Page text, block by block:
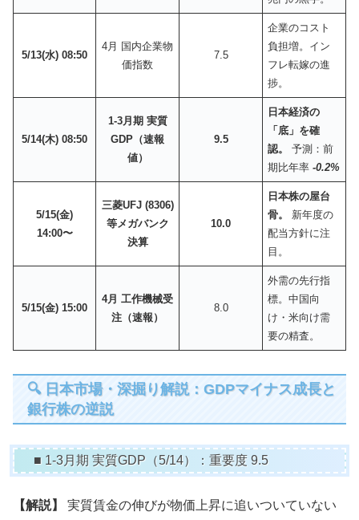
5/13(水) 08:50
4月 国内企業物
価指数
7.5
企業のコスト
負担増。イン
フレ転嫁の進
捗。
5/14(木) 08:50
1-3月期 実質
GDP（速報
値）
9.5
日本経済の
「底」を確
認。
予測：前
期比年率-0.2%
5/15(金)
14:00〜
三菱UFJ (8306)
等メガバンク
決算
10.0
日本株の屋台
骨。
新年度の
配当方針に注
目。
5/15(金) 15:00
4月 工作機械受
注（速報）
8.0
外需の先行指
標。中国向
け・米向け需
要の精査。
🔍 日本市場・深掘り解説：GDPマイナス成長と
銀行株の逆説
■ 1-3月期 実質GDP（5/14）：重要度 9.5
【解説】
実質賃金の伸びが物価上昇に追いついていない